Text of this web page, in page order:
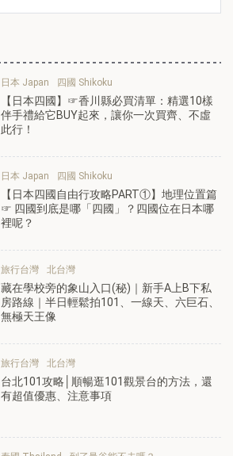
日本 Japan 四國 Shikoku
【日本四國】☞香川縣必買清單：精選10樣
伴手禮給它BUY起來，讓你一次買齊、不虛
此行！
日本 Japan 四國 Shikoku
【日本四國自由行攻略PART①】地理位置篇
☞ 四國到底是哪「四國」？四國位在日本哪
裡呢？
旅行台灣 北台灣
藏在學校旁的象山入口(秘)｜新手A上B下私
房路線｜半日輕鬆拍101、一線天、六巨石、
無極天王像
旅行台灣 北台灣
台北101攻略│順暢逛101觀景台的方法，還
有超值優惠、注意事項